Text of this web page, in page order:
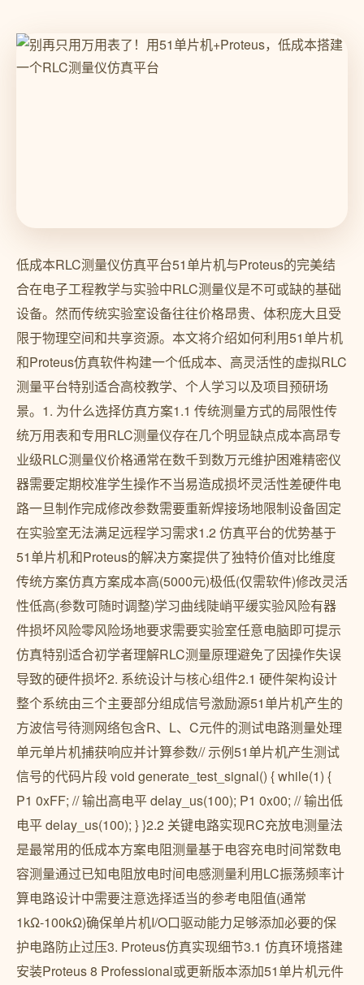
低成本RLC测量仪仿真平台51单片机与Proteus的完美结
合在电子工程教学与实验中RLC测量仪是不可或缺的基础
设备。然而传统实验室设备往往价格昂贵、体积庞大且受
限于物理空间和共享资源。本文将介绍如何利用51单片机
和Proteus仿真软件构建一个低成本、高灵活性的虚拟RLC
测量平台特别适合高校教学、个人学习以及项目预研场
景。1. 为什么选择仿真方案1.1 传统测量方式的局限性传
统万用表和专用RLC测量仪存在几个明显缺点成本高昂专
业级RLC测量仪价格通常在数千到数万元维护困难精密仪
器需要定期校准学生操作不当易造成损坏灵活性差硬件电
路一旦制作完成修改参数需要重新焊接场地限制设备固定
在实验室无法满足远程学习需求1.2 仿真平台的优势基于
51单片机和Proteus的解决方案提供了独特价值对比维度
传统方案仿真方案成本高(5000元)极低(仅需软件)修改灵活
性低高(参数可随时调整)学习曲线陡峭平缓实验风险有器
件损坏风险零风险场地要求需要实验室任意电脑即可提示
仿真特别适合初学者理解RLC测量原理避免了因操作失误
导致的硬件损坏2. 系统设计与核心组件2.1 硬件架构设计
整个系统由三个主要部分组成信号激励源51单片机产生的
方波信号待测网络包含R、L、C元件的测试电路测量处理
单元单片机捕获响应并计算参数// 示例51单片机产生测试
信号的代码片段 void generate_test_signal() { while(1) {
P1 0xFF; // 输出高电平 delay_us(100); P1 0x00; // 输出低
电平 delay_us(100); } }2.2 关键电路实现RC充放电测量法
是最常用的低成本方案电阻测量基于电容充电时间常数电
容测量通过已知电阻放电时间电感测量利用LC振荡频率计
算电路设计中需要注意选择适当的参考电阻值(通常
1kΩ-100kΩ)确保单片机I/O口驱动能力足够添加必要的保
护电路防止过压3. Proteus仿真实现细节3.1 仿真环境搭建
安装Proteus 8 Professional或更新版本添加51单片机元件